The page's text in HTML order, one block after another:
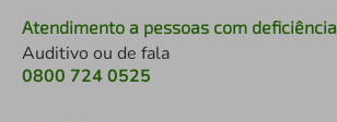
Atendimento a pessoas com deficiência
Auditivo ou de fala
0800 724 0525